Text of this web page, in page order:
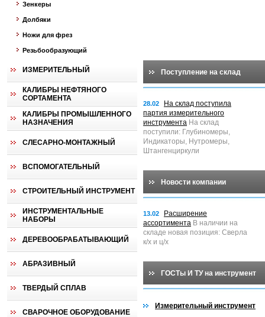
Зенкеры
Долбяки
Ножи для фрез
Резьбообразующий
ИЗМЕРИТЕЛЬНЫЙ
КАЛИБРЫ НЕФТЯНОГО
СОРТАМЕНТА
КАЛИБРЫ ПРОМЫШЛЕННОГО
НАЗНАЧЕНИЯ
СЛЕСАРНО-МОНТАЖНЫЙ
ВСПОМОГАТЕЛЬНЫЙ
СТРОИТЕЛЬНЫЙ ИНСТРУМЕНТ
ИНСТРУМЕНТАЛЬНЫЕ
НАБОРЫ
ДЕРЕВООБРАБАТЫВАЮЩИЙ
АБРАЗИВНЫЙ
ТВЕРДЫЙ СПЛАВ
СВАРОЧНОЕ ОБОРУДОВАНИЕ
Поступление на склад
28.02
На склад поступила
партия измерительного
инструмента На склад
поступили: Глубиномеры,
Индикаторы, Нутромеры,
Штангенциркули
Новости компании
13.02
Расширение
ассортимента В наличии на
складе новая позиция: Сверла
к/х и ц/х
ГОСТы И ТУ на инструмент
Измерительный инструмент